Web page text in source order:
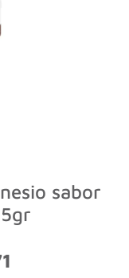
sabor